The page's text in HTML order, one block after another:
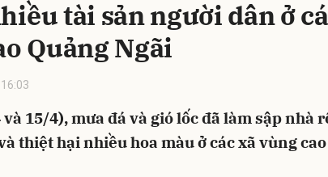
tài sản người dân ở
Quảng Ngãi
15/4), mưa đá và gió lốc đã làm sập nhà
thiệt hại nhiều hoa màu ở các xã vùng